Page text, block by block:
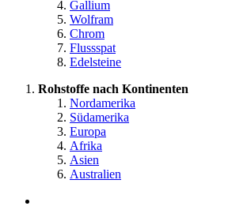
Gallium
Wolfram
Chrom
Flussspat
Edelsteine
Rohstoffe nach Kontinenten
Nordamerika
Südamerika
Europa
Afrika
Asien
Australien